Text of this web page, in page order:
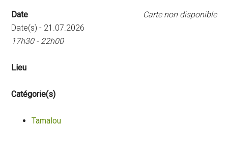
Carte non disponible
Date
Date(s) - 21.07.2026
17h30 - 22h00
Lieu
Catégorie(s)
Tamalou